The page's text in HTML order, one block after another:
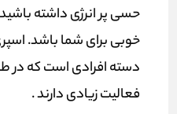
حسی پر انرژی داشته
خوبی برای شما باشد.
دسته افرادی است که در
فعالیت زیادی دارند .